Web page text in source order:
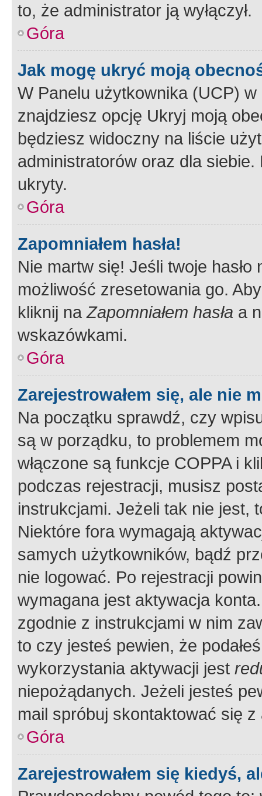
to, że administrator ją wyłączył.
Góra
Jak mogę ukryć moją
W Panelu użytkownika (UCP) w
znajdziesz opcję Ukryj moją
będziesz widoczny na liście
administratorów oraz dla
ukryty.
Góra
Zapomniałem hasła!
Nie martw się! Jeśli twoje
możliwość zresetowania go.
kliknij naZapomniałem hasła a
wskazówkami.
Góra
Zarejestrowałem się, ale nie
Na początku sprawdź, czy
są w porządku, to problemem
włączone są funkcje COPPA i
podczas rejestracji, musisz
instrukcjami. Jeżeli tak nie jest,
Niektóre fora wymagają
samych użytkowników, bądź
nie logować. Po rejestracji
wymagana jest aktywacja
zgodnie z instrukcjami w nim
to czy jesteś pewien, że
wykorzystania aktywacji jest
niepożądanych. Jeżeli jesteś
mail spróbuj skontaktować się
Góra
Zarejestrowałem się kiedyś,